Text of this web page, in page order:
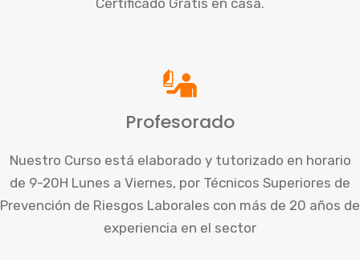
Certificado Gratis en casa.
Profesorado
Nuestro Curso está elaborado y tutorizado en horario
de 9-20H Lunes a Viernes, por Técnicos Superiores de
Prevención de Riesgos Laborales con más de 20 años de
experiencia en el sector